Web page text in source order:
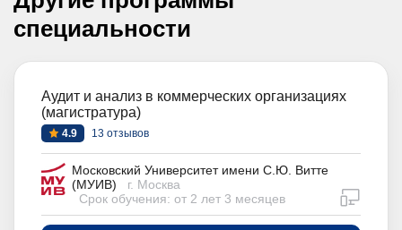
специальности
Аудит и анализ в коммерческих организациях
(магистратура)
4.9 13 отзывов
Московский Университет имени С.Ю. Витте
(МУИВ)
г. Москва
Срок обучения: от 2 лет 3 месяцев